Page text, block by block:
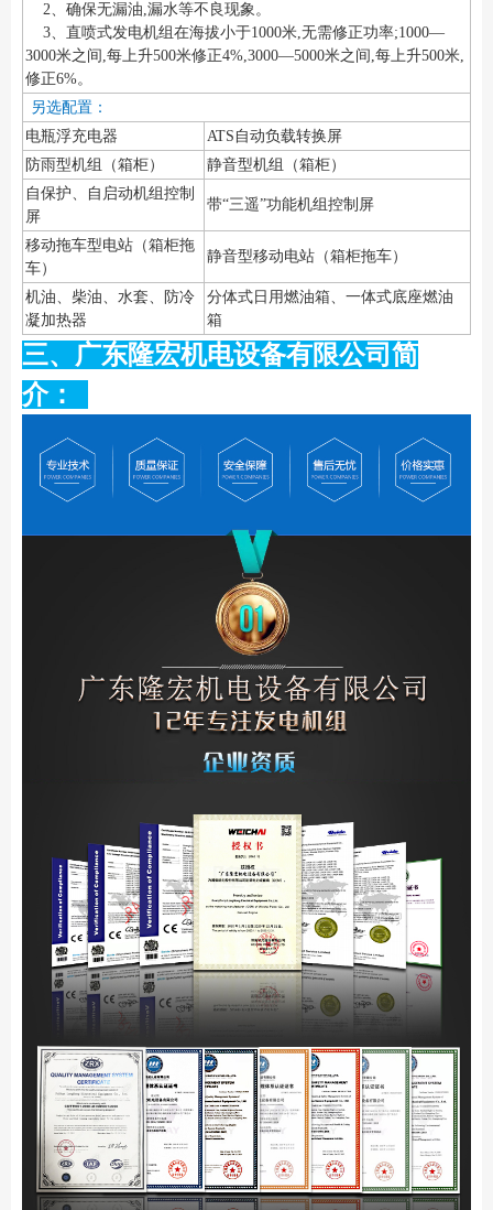
2、确保无漏油,漏水等不良现象。
3、直喷式发电机组在海拔小于1000米,无需修正功率;1000—
3000米之间,每上升500米修正4%,3000—5000米之间,每上升500米,
修正6%。
另选配置：
电瓶浮充电器
ATS自动负载转换屏
防雨型机组（箱柜）
静音型机组（箱柜）
自保护、自启动机组控制
屏
带“三遥”功能机组控制屏
移动拖车型电站（箱柜拖
车）
静音型移动电站（箱柜拖车）
机油、柴油、水套、防冷
凝加热器
分体式日用燃油箱、一体式底座燃油
箱
三、广东隆宏机电设备有限公司简
介：